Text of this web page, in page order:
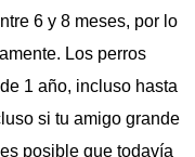
6 y 8 meses, por lo
Los perros
1 año, incluso hasta
si tu amigo grande
posible que todavía